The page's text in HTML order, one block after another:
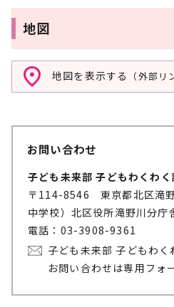
地図
地図を表示する （外部リ
お問い合わせ
子ども未来部 子どもわくわ
〒114-8546 東京都北区滝
中学校）北区役所滝野川分庁
電話：03-3908-9361
子ども未来部 子どもわ
お問い合わせは専用フォ